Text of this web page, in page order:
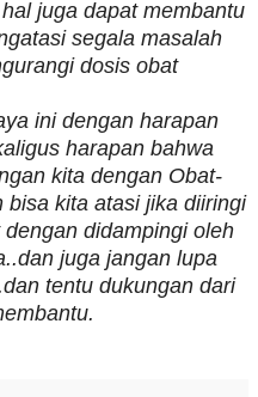
juga dapat membantu
segala masalah
dosis obat
ini dengan harapan
harapan bahwa
kita dengan Obat-
bisa kita atasi jika diiringi
didampingi oleh
juga jangan lupa
tentu dukungan dari